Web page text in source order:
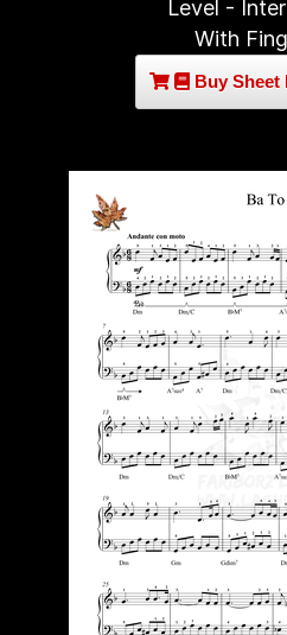
Level -
With
Buy Sheet